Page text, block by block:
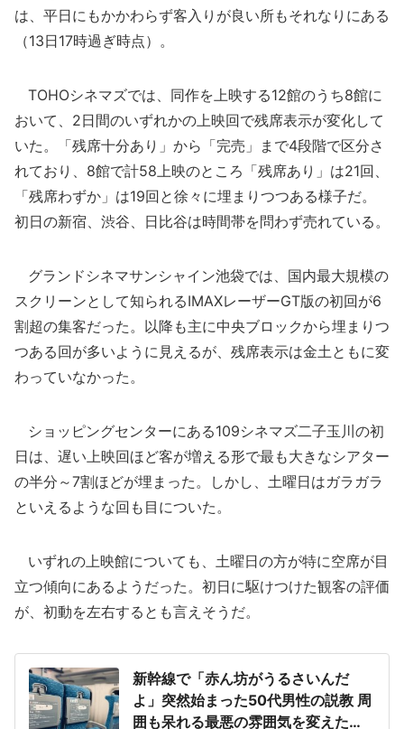
は、平日にもかかわらず客入りが良い所もそれなりにある
（13日17時過ぎ時点）。
TOHOシネマズでは、同作を上映する12館のうち8館に
おいて、2日間のいずれかの上映回で残席表示が変化して
いた。「残席十分あり」から「完売」まで4段階で区分さ
れており、8館で計58上映のところ「残席あり」は21回、
「残席わずか」は19回と徐々に埋まりつつある様子だ。
初日の新宿、渋谷、日比谷は時間帯を問わず売れている。
グランドシネマサンシャイン池袋では、国内最大規模の
スクリーンとして知られるIMAXレーザーGT版の初回が6
割超の集客だった。以降も主に中央ブロックから埋まりつ
つある回が多いように見えるが、残席表示は金土ともに変
わっていなかった。
ショッピングセンターにある109シネマズ二子玉川の初
日は、遅い上映回ほど客が増える形で最も大きなシアター
の半分～7割ほどが埋まった。しかし、土曜日はガラガラ
といえるような回も目についた。
いずれの上映館についても、土曜日の方が特に空席が目
立つ傾向にあるようだった。初日に駆けつけた観客の評価
が、初動を左右するとも言えそうだ。
新幹線で「赤ん坊がうるさいんだ
よ」突然始まった50代男性の説教 周
囲も呆れる最悪の雰囲気を変えた